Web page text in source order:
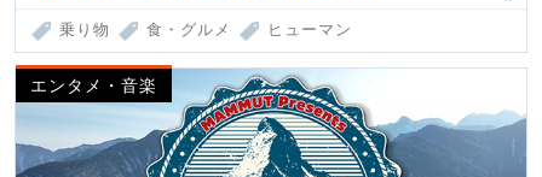
乗り物 食・グルメ ヒューマン
エンタメ・音楽